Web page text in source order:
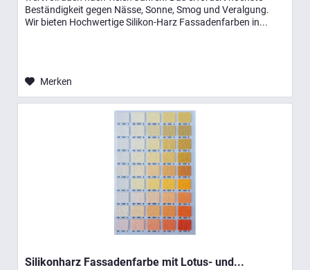
Beständigkeit gegen Nässe, Sonne, Smog und Veralgung.
Wir bieten Hochwertige Silikon-Harz Fassadenfarben in...
Merken
Silikonharz Fassadenfarbe mit Lotus- und...